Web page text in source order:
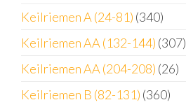
Keilriemen A (24-81) (340)
Keilriemen AA (132-144) (307)
Keilriemen AA (204-208) (26)
Keilriemen B (82-131) (360)